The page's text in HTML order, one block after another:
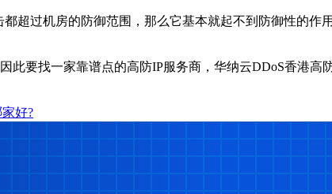
过机房的防御范围，那么它基本就起不到防御性的作
要找一家靠谱点的高防IP服务商，华纳云DDoS香港高
好?